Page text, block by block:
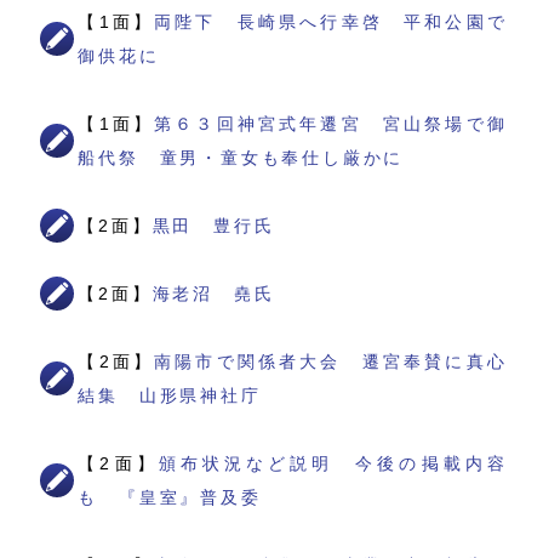
【1面】 両陛下 長崎県へ行幸啓 平和公園で
御供花に
【1面】第６３回神宮式年遷宮 宮山祭場で御
船代祭 童男・童女も奉仕し厳かに
【2面】 黒田 豊行氏
【2面】 海老沼 堯氏
【2面】南陽市で関係者大会 遷宮奉賛に真心
結集 山形県神社庁
【2面】 頒布状況など説明 今後の掲載内容
も 『皇室』普及委